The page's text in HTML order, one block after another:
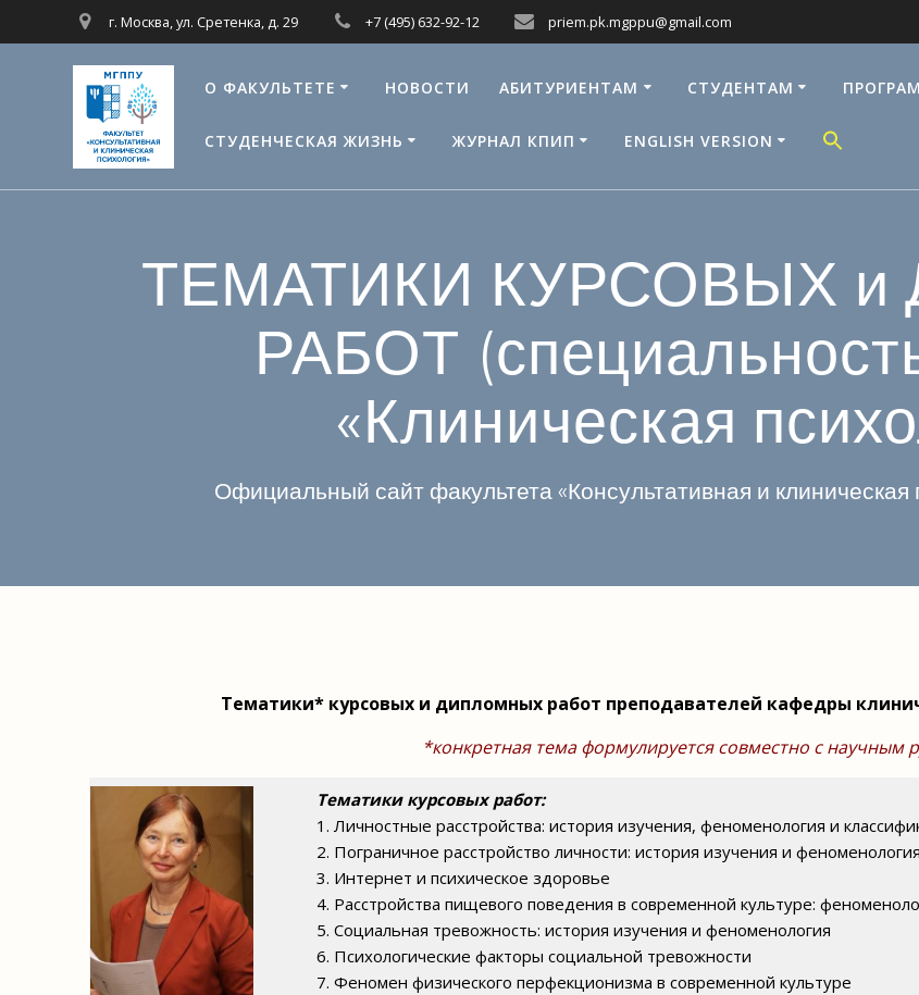
к
контенту
г. Москва, ул. Сретенка, д. 29 +7 (495) 632-92-12 priem.pk.mgppu@gmail.com
О ФАКУЛЬТЕТЕ НОВОСТИ АБИТУРИЕНТАМ СТУДЕНТАМ
СТУДЕНЧЕСКАЯ ЖИЗНЬ ЖУРНАЛ КПИП ENGLISH VERSION
ТЕМАТИКИ КУРСОВЫХ
РАБОТ
«Клиническая
Официальный сайт факультета «Консультативная и
Тематики* курсовых и дипломных работ преподавателей кафедры
*конкретная тема формулируется совместно с научным
Тематики курсовых работ:
1. Личностные расстройства: история изучения, феноменология и
2. Пограничное расстройство личности: история изучения и феноменология
3. Интернет и психическое здоровье
4. Расстройства пищевого поведения в современной культуре:
5. Социальная тревожность: история изучения и феноменология
6. Психологические факторы социальной тревожности
7. Феномен физического перфекционизма в современной культуре